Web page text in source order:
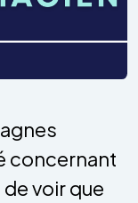
concernant
voir que